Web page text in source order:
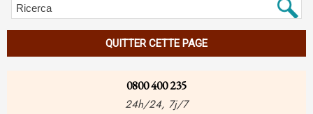
QUITTER CETTE PAGE
0800 400 235
24h/24, 7j/7